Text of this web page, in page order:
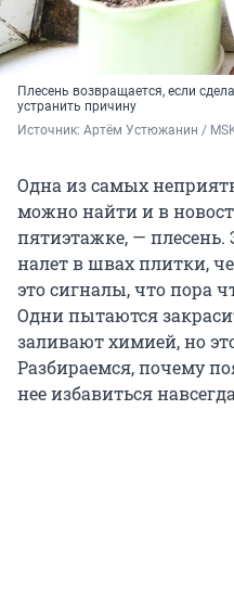
Плесень возвращается, если
устранить причину
Источник: Артём Устюжанин /
Одна из самых
можно найти и в
пятиэтажке, —
налет в швах плитки,
это сигналы, что пора
Одни пытаются
заливают химией, но
Разбираемся, почему
нее избавиться